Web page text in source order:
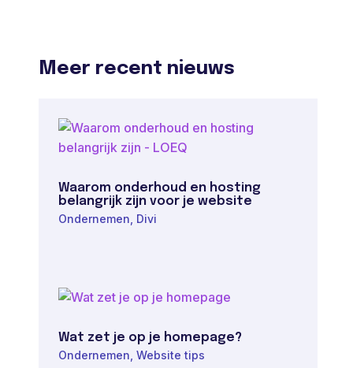
Meer recent nieuws
Waarom onderhoud en hosting
belangrijk zijn voor je website
Ondernemen Divi
Wat zet je op je homepage?
Ondernemen Website tips